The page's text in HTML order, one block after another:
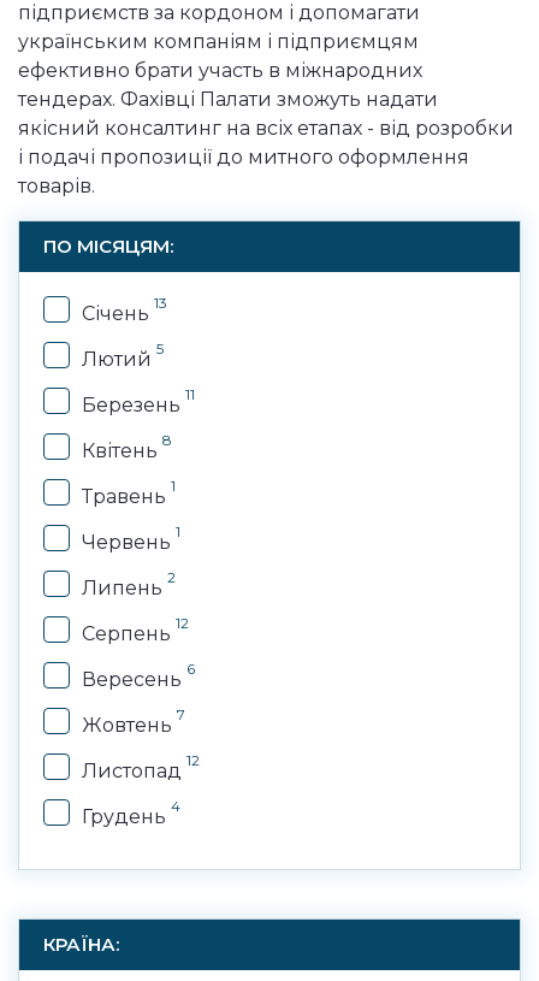
підприємств за кордоном і допомагати
українським компаніям і підприємцям
ефективно брати участь в міжнародних
тендерах. Фахівці Палати зможуть надати
якісний консалтинг на всіх етапах - від розробки
і подачі пропозиції до митного оформлення
товарів.
ПО МІСЯЦЯМ:
Січень 13
Лютий 5
Березень 11
Квітень 8
Травень 1
Червень 1
Липень 2
Серпень 12
Вересень 6
Жовтень 7
Листопад 12
Грудень 4
КРАЇНА: